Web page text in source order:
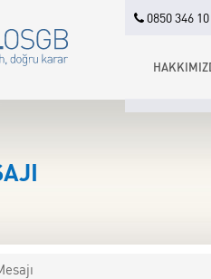
0850 346 10